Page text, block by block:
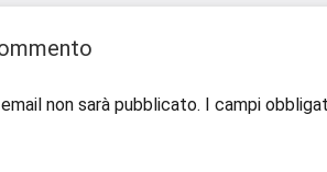
non sarà pubblicato. I campi